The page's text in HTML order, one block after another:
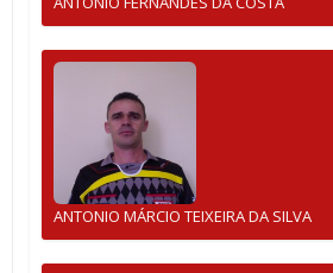
ANTONIO MÁRCIO TEIXEIRA DA SILVA